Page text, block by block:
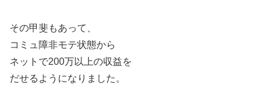
その甲斐もあって、
コミュ障非モテ状態から
ネットで200万以上の収益を
だせるようになりました。